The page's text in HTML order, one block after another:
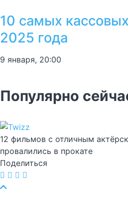
10 самых
2025 года
9 января, 20:00
Популярно
12 фильмов с отличным
провалились в прокате
Поделиться